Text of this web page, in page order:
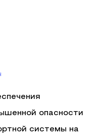
опасности
системы на